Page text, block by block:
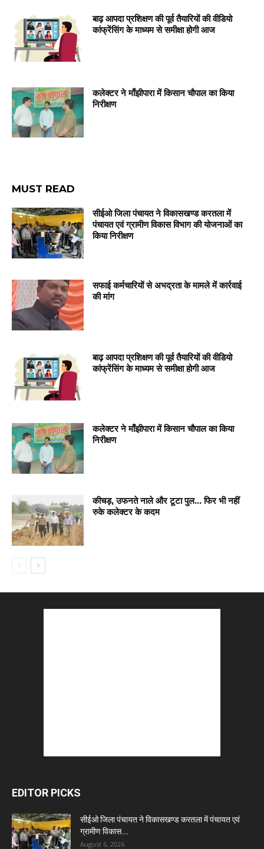
बाढ़ आपदा प्रशिक्षण की पूर्व तैयारियों की वीडियो
कांफ्रेंसिंग के माध्यम से समीक्षा होगी आज
कलेक्टर ने माँझीपारा में किसान चौपाल का किया
निरीक्षण
MUST READ
सीईओ जिला पंचायत ने विकासखण्ड करतला में
पंचायत एवं ग्रामीण विकास विभाग की योजनाओं का
किया निरीक्षण
सफाई कर्मचारियों से अभद्रता के मामले में कार्रवाई
की मांग
बाढ़ आपदा प्रशिक्षण की पूर्व तैयारियों की वीडियो
कांफ्रेंसिंग के माध्यम से समीक्षा होगी आज
कलेक्टर ने माँझीपारा में किसान चौपाल का किया
निरीक्षण
कीचड़, उफनते नाले और टूटा पुल… फिर भी नहीं
रुके कलेक्टर के कदम
EDITOR PICKS
सीईओ जिला पंचायत ने विकासखण्ड करतला में पंचायत एवं
ग्रामीण विकास...
August 6, 2026